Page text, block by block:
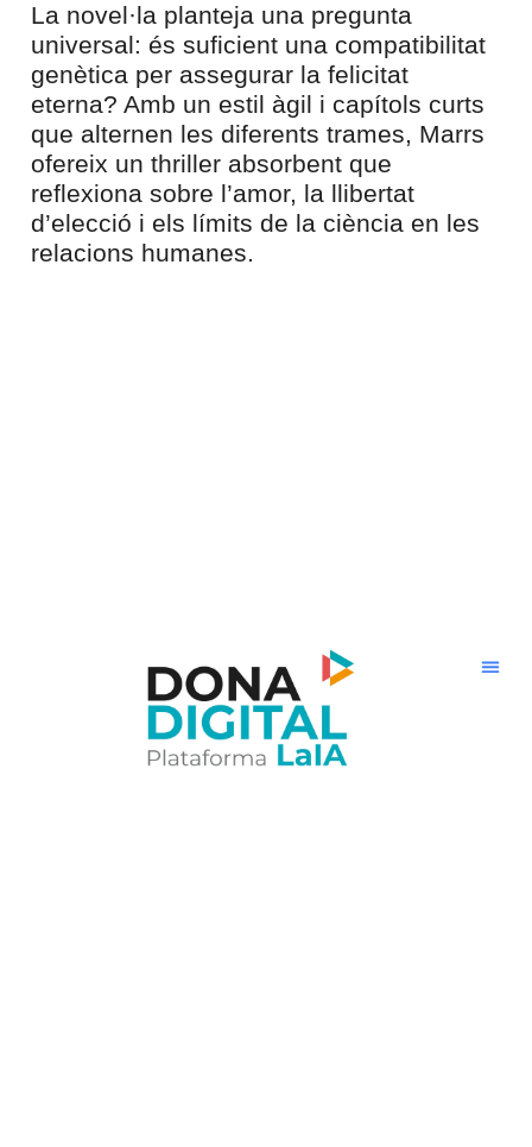
La novel·la planteja una pregunta
universal: és suficient una compatibilitat
genètica per assegurar la felicitat
eterna? Amb un estil àgil i capítols curts
que alternen les diferents trames, Marrs
ofereix un thriller absorbent que
reflexiona sobre l’amor, la llibertat
d’elecció i els límits de la ciència en les
relacions humanes.